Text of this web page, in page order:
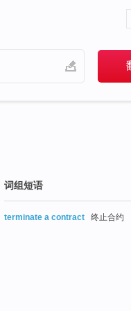
词组短语
terminate a contract 终止合约